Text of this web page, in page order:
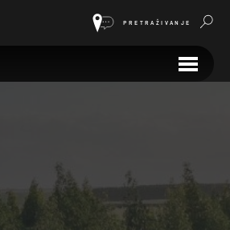
PRETRAŽIVANJE